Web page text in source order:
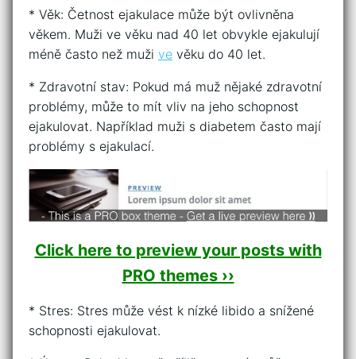
* Věk: Četnost ejakulace může být ovlivněna
věkem. Muži ve věku nad 40 let obvykle ejakulují
méně často než muži ve věku do 40 let.
* Zdravotní stav: Pokud má muž nějaké zdravotní
problémy, může to mít vliv na jeho schopnost
ejakulovat. Například muži s diabetem často mají
problémy s ejakulací.
Click here to preview your posts with
PRO themes ››
* Stres: Stres může vést k nízké libido a snížené
schopnosti ejakulovat.